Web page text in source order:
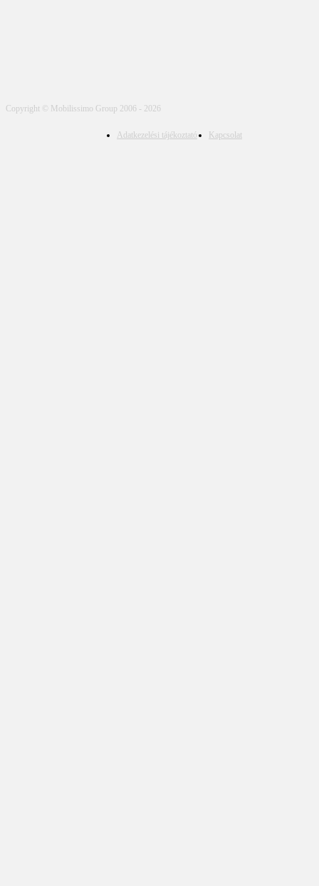
Copyright © Mobilissimo Group 2006 - 2026
Adatkezelési tájékoztató Kapcsolat